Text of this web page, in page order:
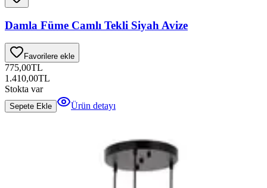
Damla Füme Camlı Tekli Siyah Avize
Favorilere ekle
775,00TL
1.410,00TL
Stokta var
Sepete Ekle Ürün detayı